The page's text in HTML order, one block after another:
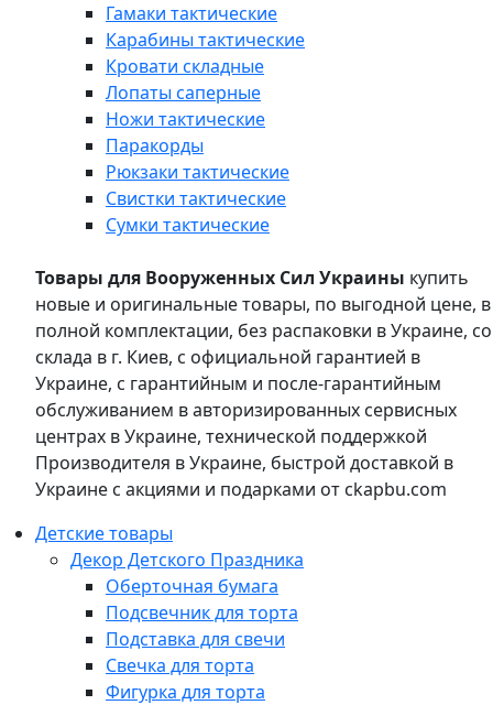
Гамаки тактические
Карабины тактические
Кровати складные
Лопаты саперные
Ножи тактические
Паракорды
Рюкзаки тактические
Свистки тактические
Сумки тактические
Товары для Вооруженных Сил Украины купить
новые и оригинальные товары, по выгодной цене, в
полной комплектации, без распаковки в Украине, со
склада в г. Киев, с официальной гарантией в
Украине, с гарантийным и после-гарантийным
обслуживанием в авторизированных сервисных
центрах в Украине, технической поддержкой
Производителя в Украине, быстрой доставкой в
Украине с акциями и подарками от ckapbu.com
Детские товары
Декор Детского Праздника
Оберточная бумага
Подсвечник для торта
Подставка для свечи
Свечка для торта
Фигурка для торта